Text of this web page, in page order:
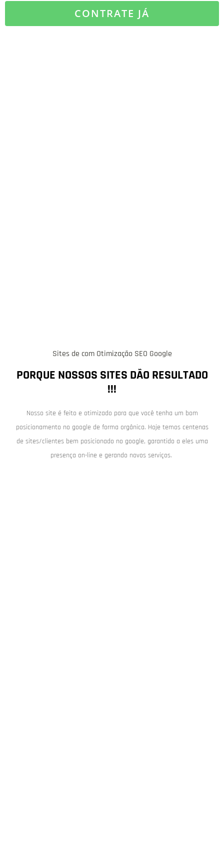
CONTRATE JÁ
Sites de com Otimização SEO Google
PORQUE NOSSOS SITES DÃO RESULTADO
!!!
Nosso site é feito e otimizado para que você tenha um bom
posicionamento no google de forma orgânica. Hoje temos centenas
de sites/clientes bem posicionado no google, garantido a eles uma
presença on-line e gerando novos serviços.